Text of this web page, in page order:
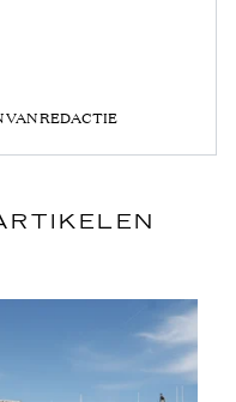
REDACTIE